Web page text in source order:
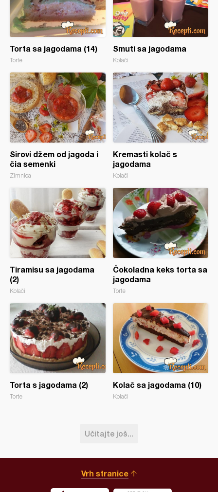
Torta sa jagodama (14)
Torte
Smuti sa jagodama
Kolači
Sirovi džem od jagoda i
čia semenki
Zimnica
Kremasti kolač s
jagodama
Kolači
Tiramisu sa jagodama
(2)
Kolači
Čokoladna keks torta sa
jagodama
Torte
Torta s jagodama (2)
Torte
Kolač sa jagodama (10)
Kolači
Učitajte još...
Vrh stranice